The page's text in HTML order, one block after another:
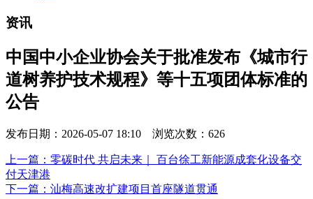
资讯
中国中小企业协会关于批准发布《城市行
道树养护技术规程》等十五项团体标准的
公告
发布日期：2026-05-07 18:10 浏览次数： 626
上一篇：零碳时代 共启未来｜ 百台徐工新能源成套化设备交
付天津港
下一篇：汕梅高速改扩建项目首座隧道贯通